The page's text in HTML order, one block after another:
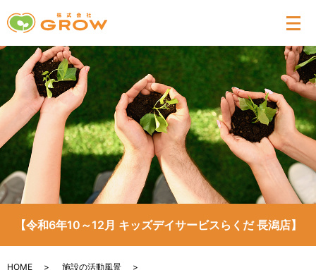
メ
【令和6年10～12月 キッズデイサービスらくだ 長潟店】
HOME
施設の活動風景